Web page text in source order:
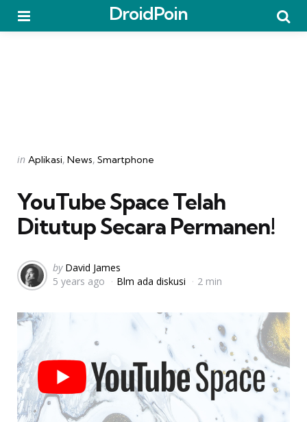
DroidPoin
Categories
Posted
in Aplikasi News Smartphone
YouTube Space Telah
Ditutup Secara Permanen!
Posted
by
by David James
5 years ago
Blm ada diskusi 2 min